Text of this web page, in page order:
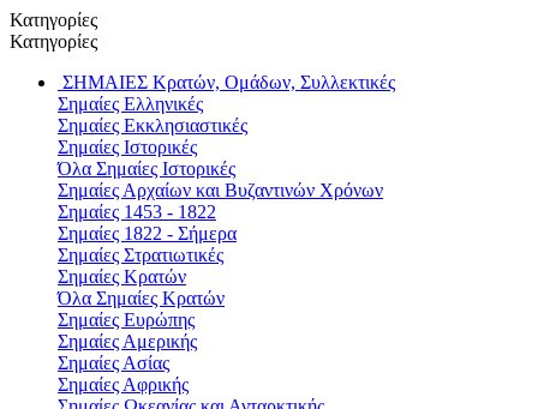
Κατηγορίες
Κατηγορίες
ΣΗΜΑΙΕΣ Κρατών, Ομάδων, Συλλεκτικές
Σημαίες Ελληνικές
Σημαίες Εκκλησιαστικές
Σημαίες Ιστορικές
Όλα Σημαίες Ιστορικές
Σημαίες Αρχαίων και Βυζαντινών Χρόνων
Σημαίες 1453 - 1822
Σημαίες 1822 - Σήμερα
Σημαίες Στρατιωτικές
Σημαίες Κρατών
Όλα Σημαίες Κρατών
Σημαίες Ευρώπης
Σημαίες Αμερικής
Σημαίες Ασίας
Σημαίες Αφρικής